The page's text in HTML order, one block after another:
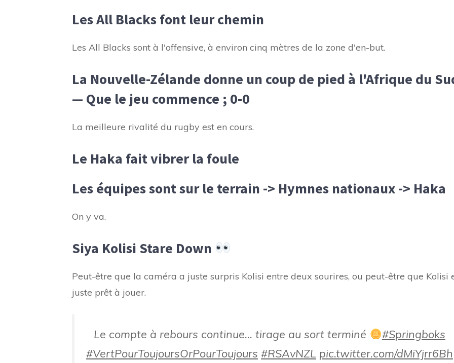
Les All Blacks font leur chemin
Les All Blacks sont à l'offensive, à environ cinq mètres de la zone d'en-but.
La Nouvelle-Zélande donne un coup de pied à l'Afrique du
— Que le jeu commence ; 0-0
La meilleure rivalité du rugby est en cours.
Le Haka fait vibrer la foule
Les équipes sont sur le terrain -> Hymnes nationaux -> Haka
On y va.
Siya Kolisi Stare Down
Peut-être que la caméra a juste surpris Kolisi entre deux sourires, ou peut-être que Kolisi
juste prêt à jouer.
Le compte à rebours continue… tirage au sort terminé
#Springboks
#VertPourToujoursOrPourToujours #RSAvNZL pic.twitter.com/dMiYjrr6Bh